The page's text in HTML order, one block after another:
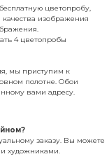
цветопробу,
изображения
4 цветопробы
мы приступим к
полотне. Обои
вами адресу.
заказу. Вы можете
художниками.